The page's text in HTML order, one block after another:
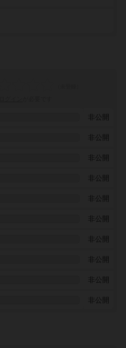
非公開
非公開
非公開
非公開
非公開
非公開
非公開
非公開
非公開
非公開